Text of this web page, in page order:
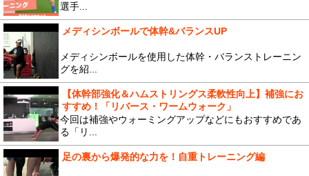
選手...
メディシンボールで体幹&バランスUP
メディシンボールを使用した体幹・バランストレーニン
グを紹...
【体幹部強化＆ハムストリングス柔軟性向上】補強にお
すすめ！「リバース・ワームウォーク」
今回は補強やウォーミングアップなどにもおすすめであ
る「リ...
足の裏から爆発的な力を！自重トレーニング編